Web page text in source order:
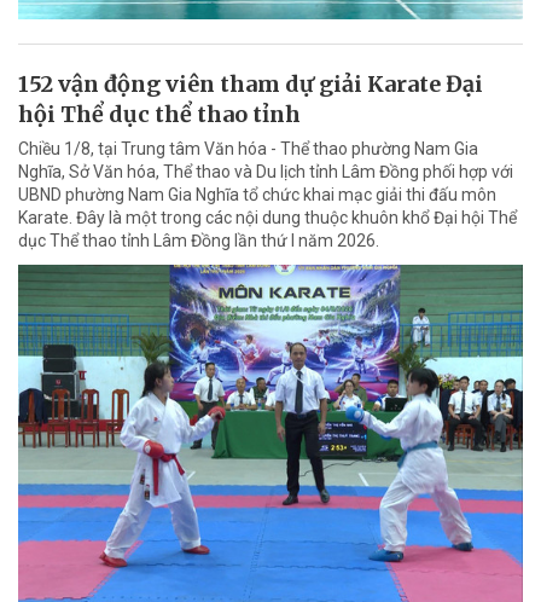
152 vận động viên tham dự giải Karate Đại
hội Thể dục thể thao tỉnh
Chiều 1/8, tại Trung tâm Văn hóa - Thể thao phường Nam Gia
Nghĩa, Sở Văn hóa, Thể thao và Du lịch tỉnh Lâm Đồng phối hợp với
UBND phường Nam Gia Nghĩa tổ chức khai mạc giải thi đấu môn
Karate. Đây là một trong các nội dung thuộc khuôn khổ Đại hội Thể
dục Thể thao tỉnh Lâm Đồng lần thứ I năm 2026.